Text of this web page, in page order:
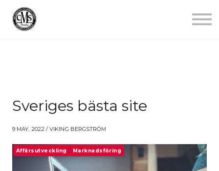
Sveriges bästa site
9 MAY, 2022 / VIKING BERGSTRÖM
Affärsutveckling Marknadsföring